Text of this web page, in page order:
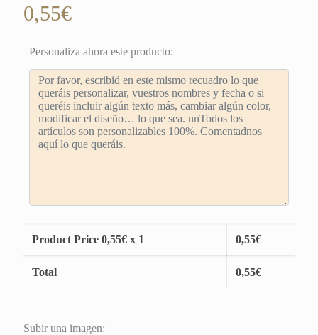
0,55€
Personaliza ahora este producto:
Product Price 0,55€ x 1 0,55€
Total 0,55€
Subir una imagen: